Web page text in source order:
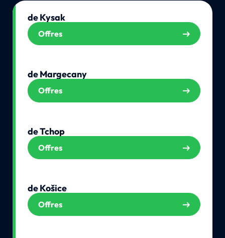
de Kysak
Offres
de Margecany
Offres
de Tchop
Offres
de Košice
Offres